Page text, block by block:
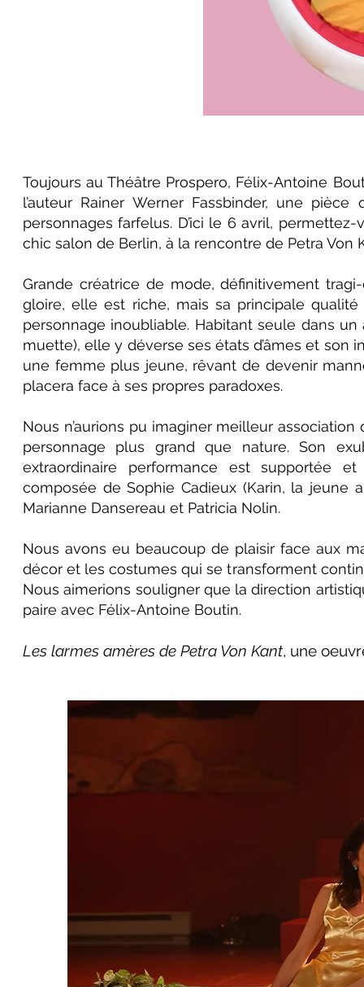
Toujours au Théâtre Prospero, Félix-Antoine
l’auteur Rainer Werner Fassbinder, une
personnages farfelus. D’ici le 6 avril,
chic salon de Berlin, à la rencontre de Petra Von
Grande créatrice de mode, définitivement
gloire, elle est riche, mais sa principale
personnage inoubliable. Habitant seule dans
muette), elle y déverse ses états d’âmes et
une femme plus jeune, rêvant de devenir
placera face à ses propres paradoxes.
Nous n’aurions pu imaginer meilleur
personnage plus grand que nature. Son
extraordinaire performance est supportée
composée de Sophie Cadieux (Karin, la jeune
Marianne Dansereau et Patricia Nolin.
Nous avons eu beaucoup de plaisir face aux
décor et les costumes qui se transforment
Nous aimerions souligner que la direction
paire avec Félix-Antoine Boutin.
Les larmes amères de Petra Von Kant, une